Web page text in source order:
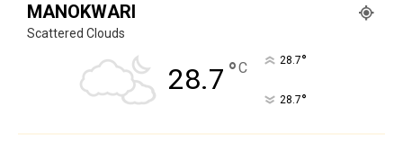
MANOKWARI
Scattered Clouds
28.7 °C 28.7°
28.7°